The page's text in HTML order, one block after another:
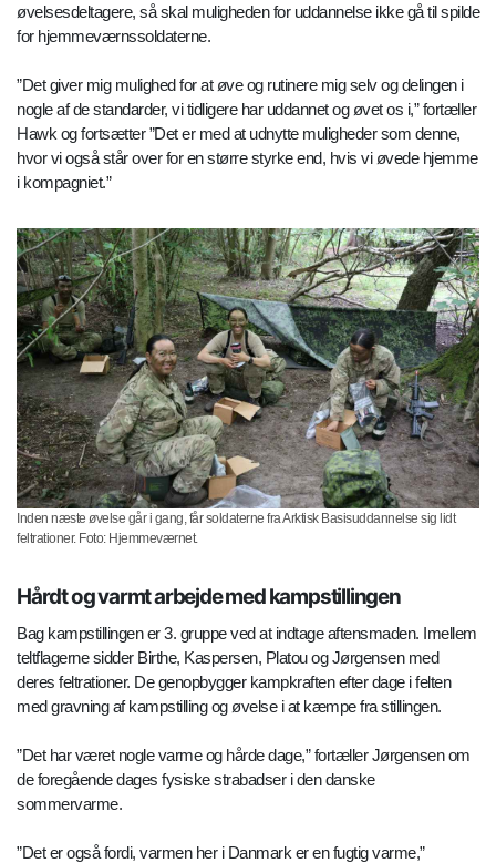
øvelsesdeltagere, så skal muligheden for uddannelse ikke gå til spilde
for hjemmeværnssoldaterne.
”Det giver mig mulighed for at øve og rutinere mig selv og delingen i
nogle af de standarder, vi tidligere har uddannet og øvet os i,” fortæller
Hawk og fortsætter ”Det er med at udnytte muligheder som denne,
hvor vi også står over for en større styrke end, hvis vi øvede hjemme
i kompagniet.”
Inden næste øvelse går i gang, får soldaterne fra Arktisk Basisuddannelse sig lidt
feltrationer. Foto: Hjemmeværnet.
Hårdt og varmt arbejde med kampstillingen
Bag kampstillingen er 3. gruppe ved at indtage aftensmaden. Imellem
teltflagerne sidder Birthe, Kaspersen, Platou og Jørgensen med
deres feltrationer. De genopbygger kampkraften efter dage i felten
med gravning af kampstilling og øvelse i at kæmpe fra stillingen.
”Det har været nogle varme og hårde dage,” fortæller Jørgensen om
de foregående dages fysiske strabadser i den danske
sommervarme.
”Det er også fordi, varmen her i Danmark er en fugtig varme,”